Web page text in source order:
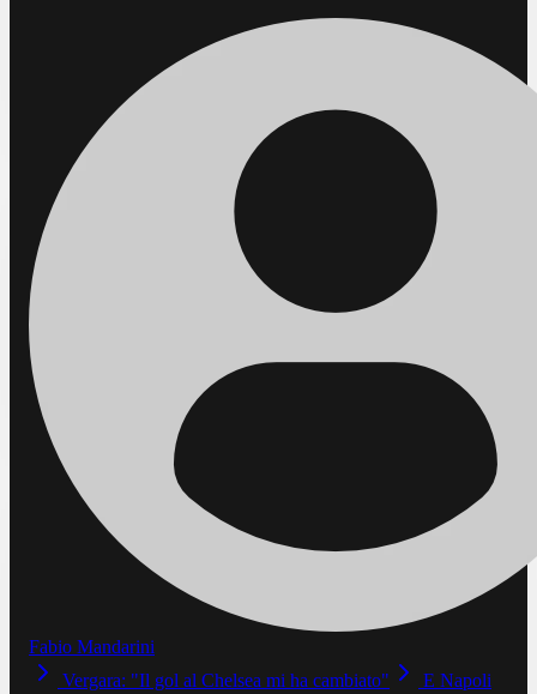
Fabio Mandarini
Vergara: "Il gol al Chelsea mi ha cambiato"
E Napoli